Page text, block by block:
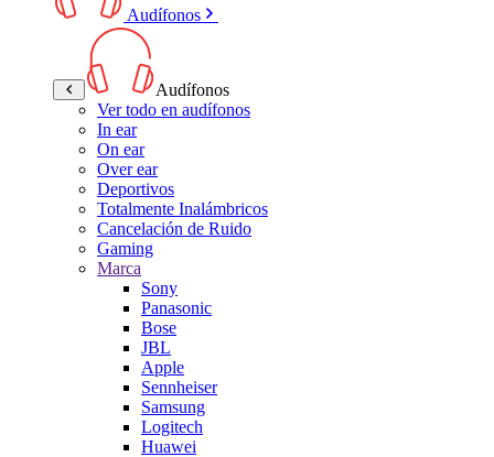
Audífonos
Audífonos
Ver todo en audífonos
In ear
On ear
Over ear
Deportivos
Totalmente Inalámbricos
Cancelación de Ruido
Gaming
Marca
Sony
Panasonic
Bose
JBL
Apple
Sennheiser
Samsung
Logitech
Huawei